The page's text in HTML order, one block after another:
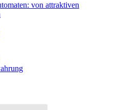
von attraktiven